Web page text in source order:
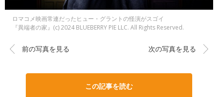
ロマコメ映画常連だったヒュー・グラントの怪演がスゴイ
『異端者の家』(c) 2024 BLUEBERRY PIE LLC. All Rights Reserved.
前の写真を見る 次の写真を見る
この記事を読む